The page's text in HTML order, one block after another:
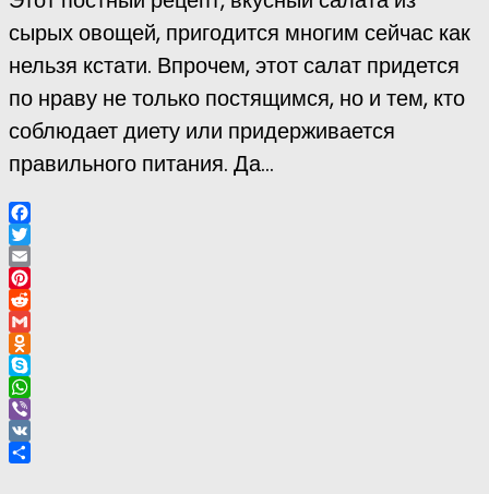
сырых овощей, пригодится многим сейчас как
нельзя кстати. Впрочем, этот салат придется
по нраву не только постящимся, но и тем, кто
соблюдает диету или придерживается
правильного питания. Да...
Facebook
Twitter
Email
Pinterest
Reddit
Gmail
Odnoklassniki
Skype
WhatsApp
Viber
VK
Отправить